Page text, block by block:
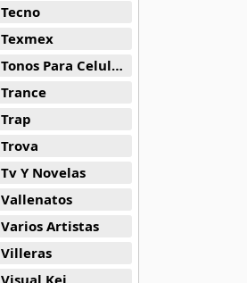
Tecno
Texmex
Tonos Para Celulares
Trance
Trap
Trova
Tv Y Novelas
Vallenatos
Varios Artistas
Villeras
Visual Kei